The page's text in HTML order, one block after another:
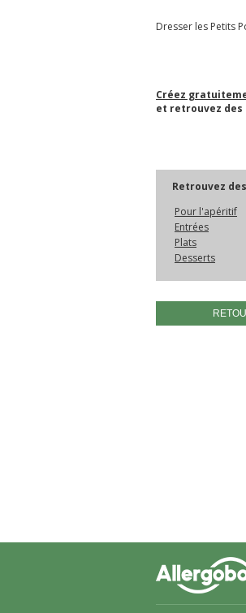
Dresser les Petits
Créez
et retrouvez
Retrouvez
Pour l'apéritif
Entrées
Plats
Desserts